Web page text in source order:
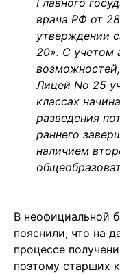
Главного
врача РФ от
утверждении
20». С учетом
Лицей No 25
классах
разведения
раннего
наличием
В неофициальной
пояснили, что на
процессе
поэтому старших